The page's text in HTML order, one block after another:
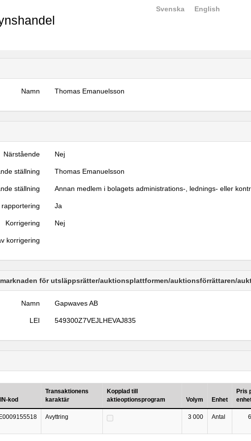
Svenska English
Namn Thomas Emanuelsson
Närstående Nej
ställning Thomas Emanuelsson
ställning Annan medlem i bolagets administrations-, lednings- eller
rapportering Ja
Korrigering Nej
korrigering
för utsläppsrätter/auktionsplattformen/auktionsförrättaren/
Namn Gapwaves AB
LEI 549300Z7VEJLHEVAJ835
kod
Transaktionens
karaktär
Kopplad till
aktieoptionsprogram
Volym Enhet
Pris
Avyttring 3 000 Antal